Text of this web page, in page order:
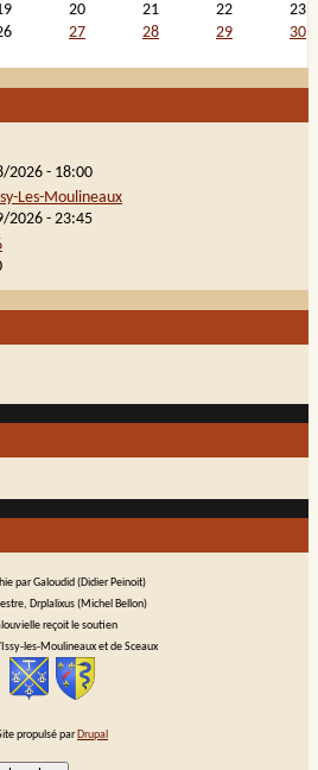
20 21 22
23
27 28 29
30
2026 - 18:00
Les-Moulineaux
2026 - 23:45
par Galoudid (Didier Peinoit)
Drplalixus (Michel Bellon)
reçoit le soutien
les-Moulineaux et de Sceaux
propulsé parDrupal